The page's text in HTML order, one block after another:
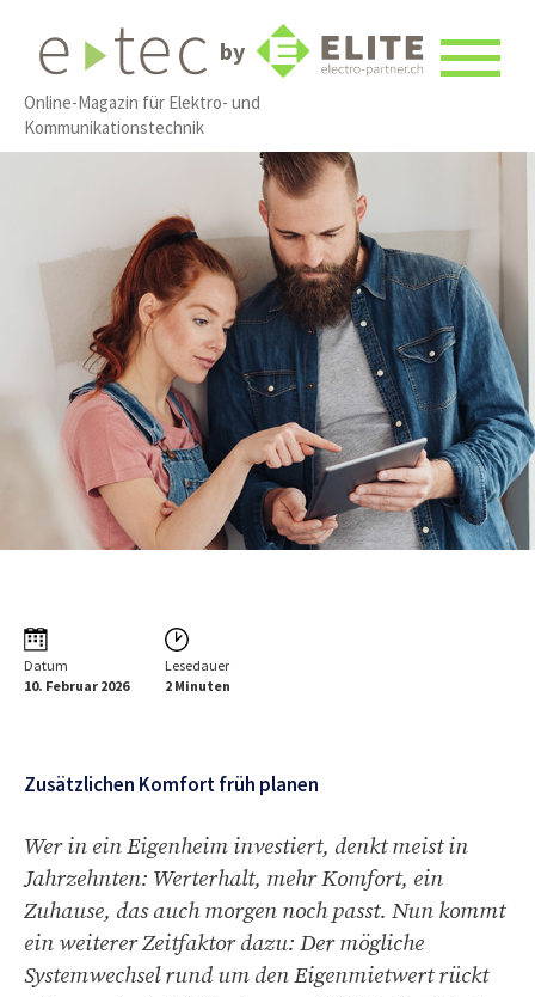
by
Online-Magazin für Elektro- und
Kommunikationstechnik
Datum
10. Februar 2026
Lesedauer
2 Minuten
Zusätzlichen Komfort früh planen
Wer in ein Eigenheim investiert, denkt meist in
Jahrzehnten: Werterhalt, mehr Komfort, ein
Zuhause, das auch morgen noch passt. Nun kommt
ein weiterer Zeitfaktor dazu: Der mögliche
Systemwechsel rund um den Eigenmietwert rückt